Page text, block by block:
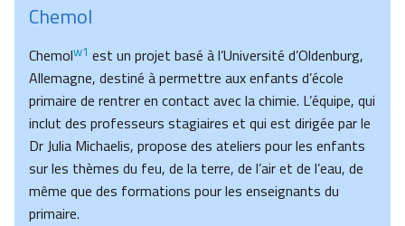
Chemol
Chemolw1 est un projet basé à l’Université d’Oldenburg,
Allemagne, destiné à permettre aux enfants d’école
primaire de rentrer en contact avec la chimie. L’équipe, qui
inclut des professeurs stagiaires et qui est dirigée par le
Dr Julia Michaelis, propose des ateliers pour les enfants
sur les thèmes du feu, de la terre, de l’air et de l’eau, de
même que des formations pour les enseignants du
primaire.